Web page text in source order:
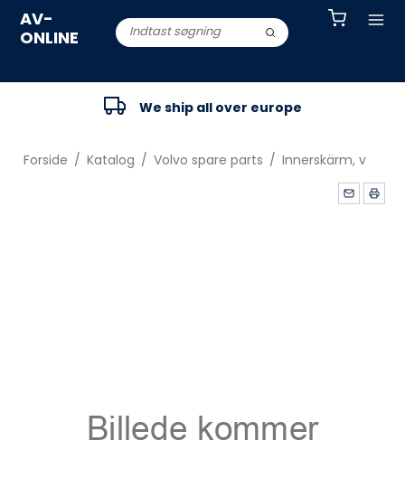
AV-
ONLINE
We ship all over europe
Forside / Katalog / Volvo spare parts / Innerskärm, v